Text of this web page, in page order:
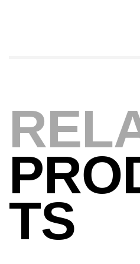
Accastillage
د.ت
Canne Sunset
420 Cm 100-
TS